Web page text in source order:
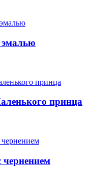
эмалью
принца
чернением